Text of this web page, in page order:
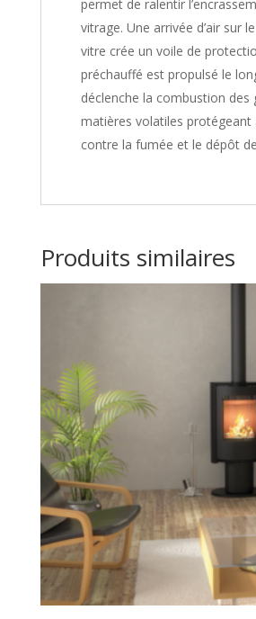
permet de ralentir
vitrage. Une arrivée d’air sur
vitre crée un voile de
préchauffé est propulsé le
déclenche la combustion des
matières volatiles protégeant
contre la fumée et le dépôt
Produits similaires